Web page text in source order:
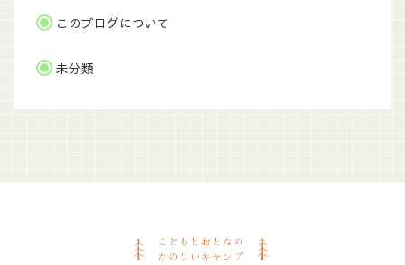
このブログについて
未分類